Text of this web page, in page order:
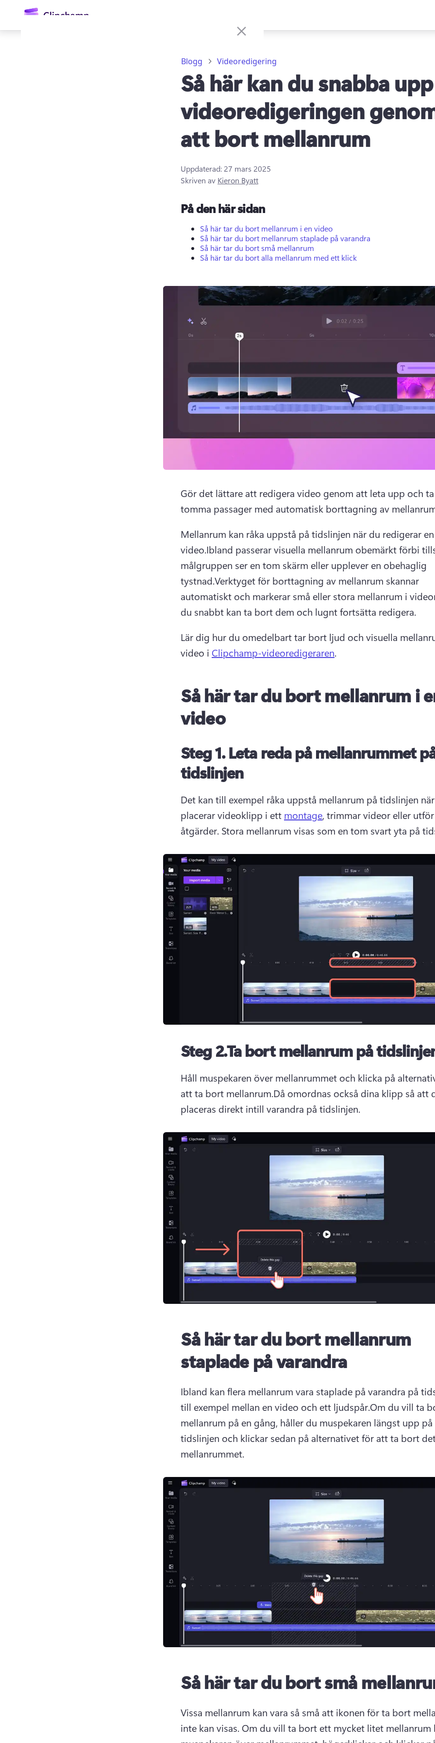
huvudinnehåll
Blogg Videoredigering
Så här kan du snabba upp
videoredigeringen
att bort mellanrum
Uppdaterad: 27 mars 2025
Skriven av Kieron Byatt
På den här sidan
Så här tar du bort mellanrum i en video
Så här tar du bort mellanrum staplade på varandra
Så här tar du bort små mellanrum
Så här tar du bort alla mellanrum med ett klick
Gör det lättare att redigera video genom att leta upp och
tomma passager med automatisk borttagning av
Mellanrum kan råka uppstå på tidslinjen när du redigerar en
video.Ibland passerar visuella mellanrum obemärkt förbi
målgruppen ser en tom skärm eller upplever en obehaglig
tystnad.Verktyget för borttagning av mellanrum skannar
automatiskt och markerar små eller stora mellanrum i
du snabbt kan ta bort dem och lugnt fortsätta redigera.
Lär dig hur du omedelbart tar bort ljud och visuella
video i Clipchamp-videoredigeraren.
Så här tar du bort mellanrum i
video
Steg 1.Leta reda på mellanrummet
tidslinjen
Det kan till exempel råka uppstå mellanrum på tidslinjen
placerar videoklipp i ett montage, trimmar videor eller
åtgärder. Stora mellanrum visas som en tom svart yta på
Steg 2.Ta bort mellanrum på
Håll muspekaren över mellanrummet och klicka på
att ta bort mellanrum.Då omordnas också dina klipp så att
placeras direkt intill varandra på tidslinjen.
Så här tar du bort mellanrum
staplade på varandra
Ibland kan flera mellanrum vara staplade på varandra på
till exempel mellan en video och ett ljudspår.Om du vill ta
mellanrum på en gång, håller du muspekaren längst upp på
tidslinjen och klickar sedan på alternativet för att ta bort
mellanrummet.
Så här tar du bort små
Vissa mellanrum kan vara så små att ikonen för ta bort
inte kan visas. Om du vill ta bort ett mycket litet mellanrum